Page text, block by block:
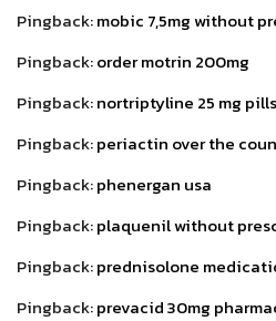
Pingback:mobic 7,5mg without
Pingback:order motrin 200mg
Pingback:nortriptyline 25 mg pills
Pingback:periactin over the
Pingback:phenergan usa
Pingback:plaquenil without
Pingback:prednisolone
Pingback:prevacid 30mg